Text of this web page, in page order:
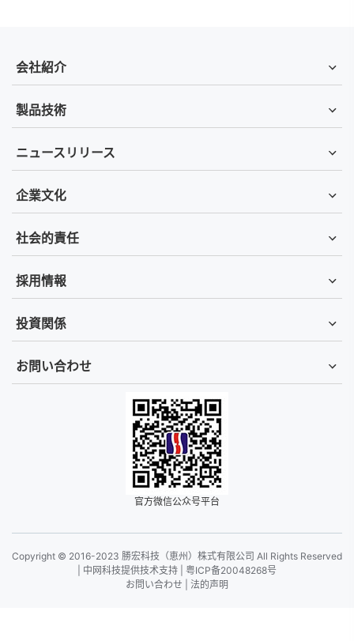
会社紹介
製品技術
ニュースリリース
企業文化
社会的責任
採用情報
投資関係
お問い合わせ
官方微信公众号平台
Copyright © 2016-2023 勝宏科技（恵州）株式有限公司 All Rights Reserved
中网科技提供技术支持
粤ICP备20048268号
お問い合わせ
法的声明